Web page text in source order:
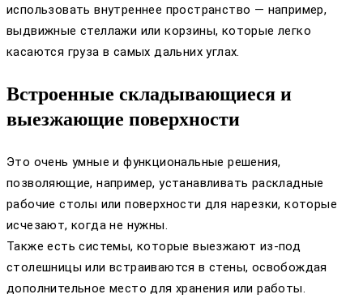
использовать внутреннее пространство — например,
выдвижные стеллажи или корзины, которые легко
касаются груза в самых дальних углах.
Встроенные складывающиеся и
выезжающие поверхности
Это очень умные и функциональные решения,
позволяющие, например, устанавливать раскладные
рабочие столы или поверхности для нарезки, которые
исчезают, когда не нужны.
Также есть системы, которые выезжают из-под
столешницы или встраиваются в стены, освобождая
дополнительное место для хранения или работы.